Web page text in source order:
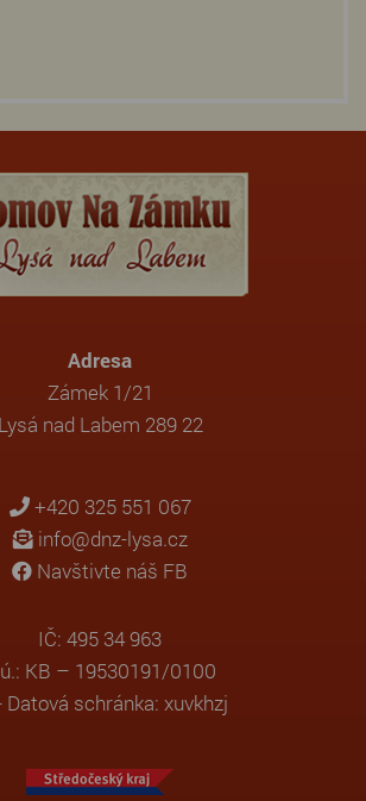
Adresa
Zámek 1/21
Lysá nad Labem 289 22
+420 325 551 067
info@dnz-lysa.cz
Navštivte náš FB
IČ: 495 34 963
KB – 19530191/0100
Datová schránka: xuvkhzj